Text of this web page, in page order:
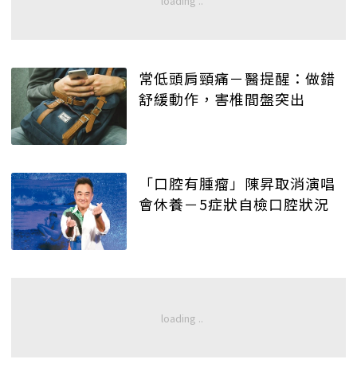
常低頭肩頸痛－醫提醒：做錯
舒緩動作，害椎間盤突出
「口腔有腫瘤」陳昇取消演唱
會休養－5症狀自檢口腔狀況